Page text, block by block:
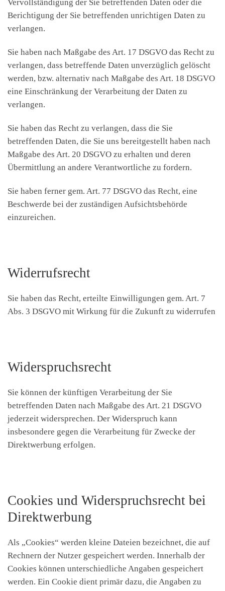
Vervollständigung der Sie betreffenden Daten oder die
Berichtigung der Sie betreffenden unrichtigen Daten zu
verlangen.
Sie haben nach Maßgabe des Art. 17 DSGVO das Recht zu
verlangen, dass betreffende Daten unverzüglich gelöscht
werden, bzw. alternativ nach Maßgabe des Art. 18 DSGVO
eine Einschränkung der Verarbeitung der Daten zu
verlangen.
Sie haben das Recht zu verlangen, dass die Sie
betreffenden Daten, die Sie uns bereitgestellt haben nach
Maßgabe des Art. 20 DSGVO zu erhalten und deren
Übermittlung an andere Verantwortliche zu fordern.
Sie haben ferner gem. Art. 77 DSGVO das Recht, eine
Beschwerde bei der zuständigen Aufsichtsbehörde
einzureichen.
Widerrufsrecht
Sie haben das Recht, erteilte Einwilligungen gem. Art. 7
Abs. 3 DSGVO mit Wirkung für die Zukunft zu widerrufen
Widerspruchsrecht
Sie können der künftigen Verarbeitung der Sie
betreffenden Daten nach Maßgabe des Art. 21 DSGVO
jederzeit widersprechen. Der Widerspruch kann
insbesondere gegen die Verarbeitung für Zwecke der
Direktwerbung erfolgen.
Cookies und Widerspruchsrecht bei
Direktwerbung
Als „Cookies“ werden kleine Dateien bezeichnet, die auf
Rechnern der Nutzer gespeichert werden. Innerhalb der
Cookies können unterschiedliche Angaben gespeichert
werden. Ein Cookie dient primär dazu, die Angaben zu